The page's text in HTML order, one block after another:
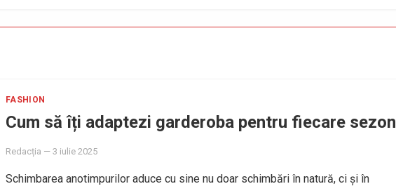
FASHION
Cum să îți adaptezi garderoba pentru fiecare sezon
Redacția — 3 iulie 2025
Schimbarea anotimpurilor aduce cu sine nu doar schimbări în natură, ci și în